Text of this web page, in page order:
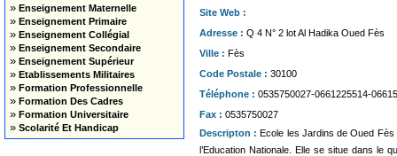
» Enseignement Maternelle
» Enseignement Primaire
» Enseignement Collégial
» Enseignement Secondaire
» Enseignement Supérieur
» Etablissements Militaires
» Formation Professionnelle
» Formation Des Cadres
» Formation Universitaire
» Scolarité Et Handicap
Site Web :
Adresse : Q 4 N° 2 lot Al Hadika Oued Fès
Ville : Fès
Code Postale : 30100
Téléphone : 0535750027-0661225514-
Fax : 0535750027
Descripton :Ecole les Jardins de Oued
l’Education Nationale. Elle se situe dans le